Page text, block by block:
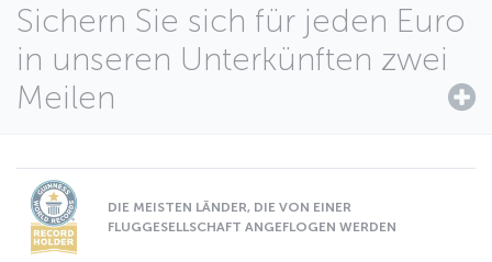
Sichern Sie sich für jeden Euro
in unseren Unterkünften zwei
Meilen
DIE MEISTEN LÄNDER, DIE VON EINER
FLUGGESELLSCHAFT ANGEFLOGEN WERDEN